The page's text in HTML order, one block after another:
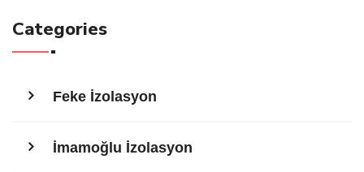
Categories
Feke İzolasyon
İmamoğlu İzolasyon